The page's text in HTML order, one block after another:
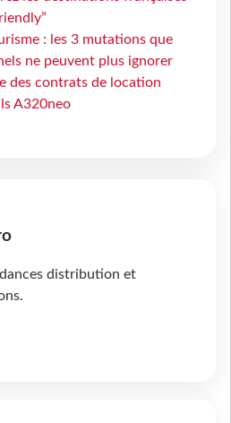
: les 3 mutations que
ne peuvent plus ignorer
des contrats de location
A320neo
distribution et